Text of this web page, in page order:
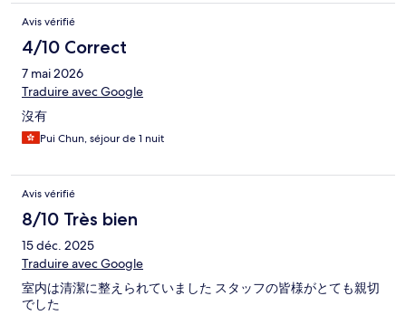
itself truly, so for what it was, it was quite good.
Avis vérifié
4/10 Correct
7 mai 2026
Traduire avec Google
沒有
Pui Chun, séjour de 1 nuit
Avis vérifié
8/10 Très bien
15 déc. 2025
Traduire avec Google
室内は清潔に整えられていました スタッフの皆様がとても親切
でした